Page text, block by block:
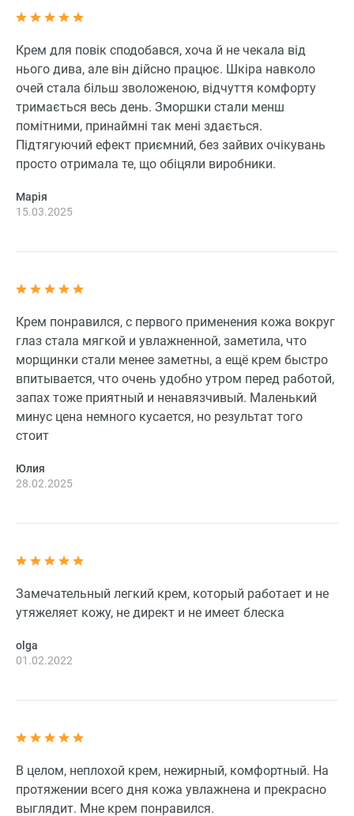
Крем для повік сподобався, хоча й не чекала від
нього дива, але він дійсно працює. Шкіра навколо
очей стала більш зволоженою, відчуття комфорту
тримається весь день. Зморшки стали менш
помітними, принаймні так мені здається.
Підтягуючий ефект приємний, без зайвих очікувань
просто отримала те, що обіцяли виробники.
Марія
15.03.2025
Крем понравился, с первого применения кожа вокруг
глаз стала мягкой и увлажненной, заметила, что
морщинки стали менее заметны, а ещё крем быстро
впитывается, что очень удобно утром перед работой,
запах тоже приятный и ненавязчивый. Маленький
минус цена немного кусается, но результат того
стоит
Юлия
28.02.2025
Замечательный легкий крем, который работает и не
утяжеляет кожу, не директ и не имеет блеска
olga
01.02.2022
В целом, неплохой крем, нежирный, комфортный. На
протяжении всего дня кожа увлажнена и прекрасно
выглядит. Мне крем понравился.